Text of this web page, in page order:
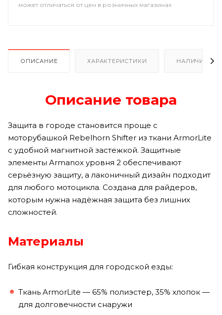
может отличаться от цен в розничных магазинах
ОПИСАНИЕ ХАРАКТЕРИСТИКИ НАЛИЧИЕ
Описание товара
Защита в городе становится проще с
моторубашкой Rebelhorn Shifter из ткани ArmorLite
с удобной магнитной застежкой. Защитные
элементы Armanox уровня 2 обеспечивают
серьёзную защиту, а лаконичный дизайн подходит
для любого мотоцикла. Создана для райдеров,
которым нужна надёжная защита без лишних
сложностей.
Материалы
Гибкая конструкция для городской езды:
Ткань ArmorLite — 65% полиэстер, 35% хлопок —
для долговечности снаружи